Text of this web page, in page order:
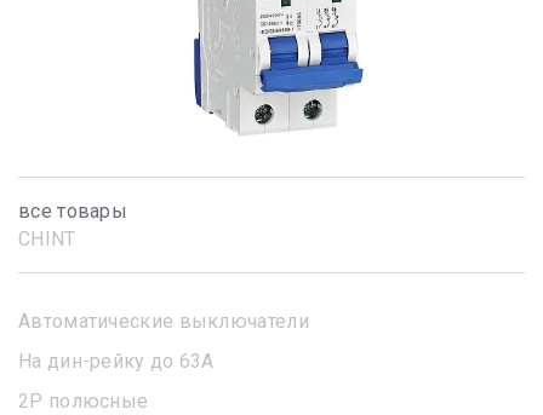
все товары
CHINT
Автоматические выключатели
На дин-рейку до 63А
2Р полюсные